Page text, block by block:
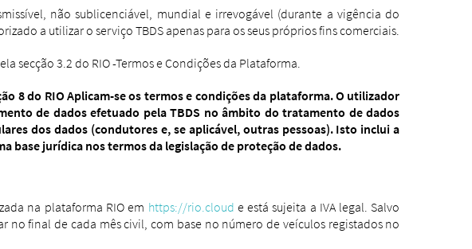
não sublicenciável, mundial e irrevogável (durante a vigência do
a utilizar o serviço TBDS apenas para os seus próprios fins comerciais.
secção 3.2 do RIO -Termos e Condições da Plataforma.
8 do RIO Aplicam-se os termos e condições da plataforma. O utilizador
de dados efetuado pela TBDS no âmbito do tratamento de dados
dos dados (condutores e, se aplicável, outras pessoas). Isto inclui a
base jurídica nos termos da legislação de proteção de dados.
na plataforma RIO em https://rio.cloud e está sujeita a IVA legal. Salvo
final de cada mês civil, com base no número de veículos registados no